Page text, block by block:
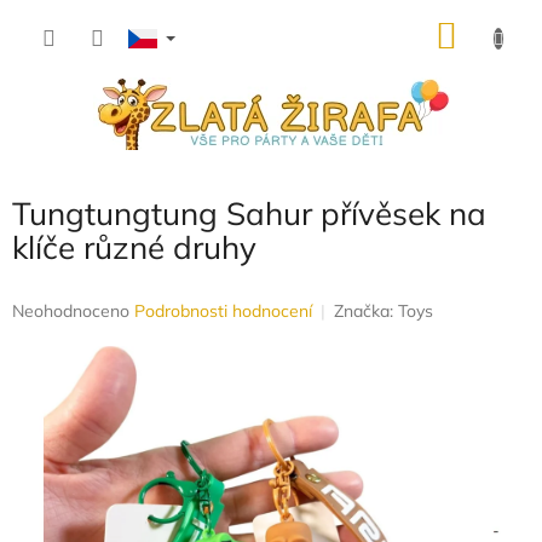
Tungtungtung Sahur přívěsek na
klíče různé druhy
Průměrné
hvězdiček.
Neohodnoceno Podrobnosti hodnocení Značka: Toys